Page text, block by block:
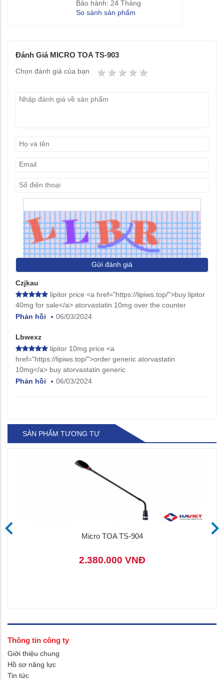
Bảo hành: 24 Tháng
So sánh sản phẩm
Đánh Giá MICRO TOA TS-903
Chọn đánh giá của bạn 4 stars
3 stars
2 stars
1 star
Gửi đánh giá
Czjkau
lipitor price <a href="https://lipiws.top/">buy lipitor
40mg for sale</a> atorvastatin 10mg over the counter
Phản hồi
06/03/2024
Lbwexz
lipitor 10mg price <a
href="https://lipiws.top/">order generic atorvastatin
10mg</a> buy atorvastatin generic
Phản hồi
06/03/2024
SẢN PHẨM TƯƠNG TỰ
Micro TOA TS-904
2.380.000 VNĐ
Thông tin công ty
Giới thiệu chung
Hồ sơ năng lực
Tin tức